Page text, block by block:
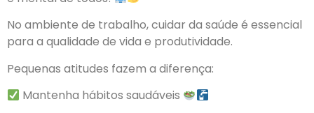
No ambiente de trabalho, cuidar da saúde é essencial
para a qualidade de vida e produtividade.
Pequenas atitudes fazem a diferença:
Mantenha hábitos saudáveis